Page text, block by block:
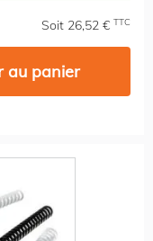
Soit 26,52 € TTC
au panier